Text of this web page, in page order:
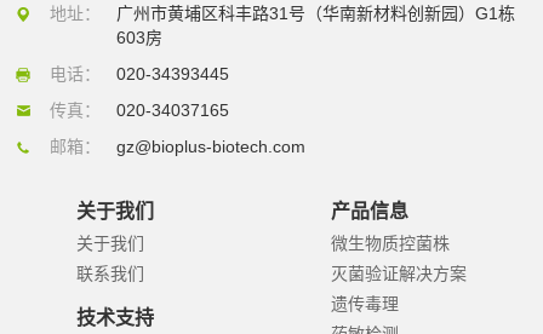
地址：
广州市黄埔区科丰路31号（华南新材料创新园）G1栋
603房
电话：
020-34393445
传真：
020-34037165
邮箱：
gz@bioplus-biotech.com
关于我们
关于我们
联系我们
技术支持
产品信息
微生物质控菌株
灭菌验证解决方案
遗传毒理